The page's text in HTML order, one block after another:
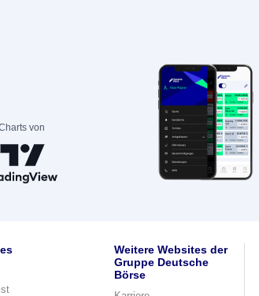
von
Weitere Websites der
Gruppe Deutsche
Börse